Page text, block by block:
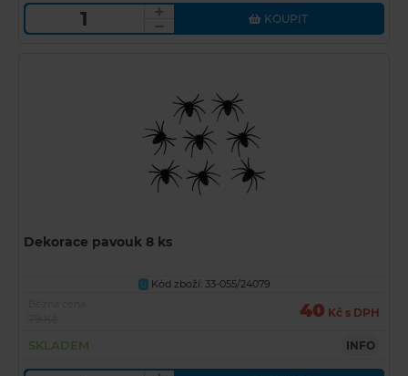
KOUPIT
Dekorace pavouk 8 ks
U Kód zboží: 33-055/24079
40 Kč s DPH
SKLADEM INFO